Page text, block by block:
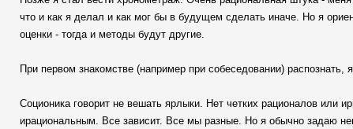
что и как я делал и как мог бы в будущем сделать иначе. Но я
оценки - тогда и методы будут другие.
При первом знакомстве (например при собеседовании)
Соционика говорит не вешать ярлыки. Нет четких рационалов
ирациональным. Все зависит. Все мы разные. Но я обычно задаю